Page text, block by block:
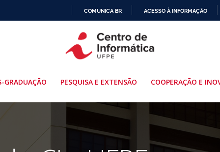
PARA
O
COMUNICA BR ACESSO À INFORMAÇÃO
GRADUAÇÃO PESQUISA E EXTENSÃO COOPERAÇÃO E